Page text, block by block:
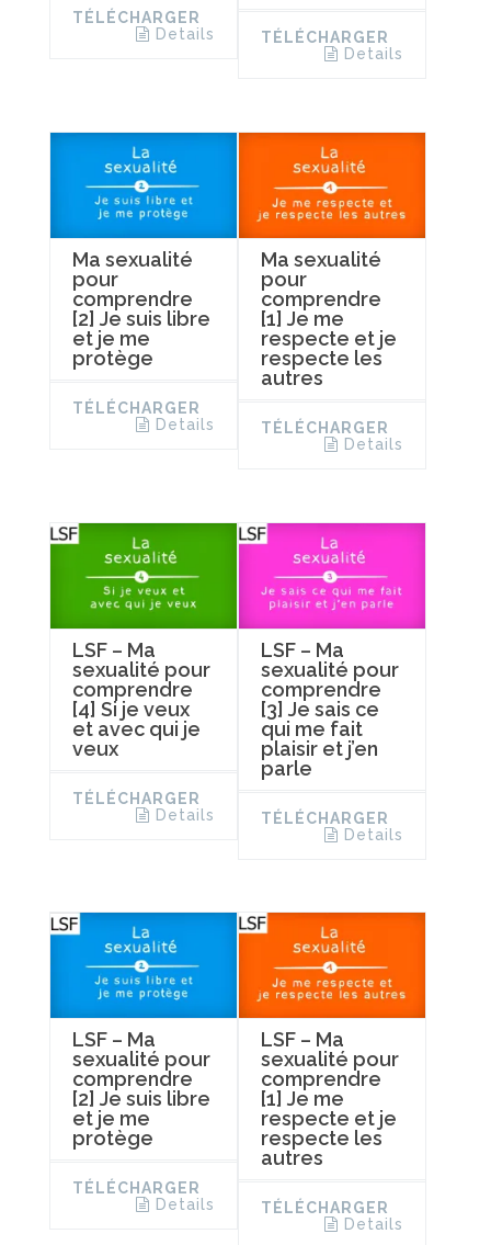
TÉLÉCHARGER
Details
TÉLÉCHARGER
Details
Ma sexualité
pour
comprendre
[2] Je suis libre
et je me
protège
TÉLÉCHARGER
Details
Ma sexualité
pour
comprendre
[1] Je me
respecte et je
respecte les
autres
TÉLÉCHARGER
Details
LSF – Ma
sexualité pour
comprendre
[4] Si je veux
et avec qui je
veux
TÉLÉCHARGER
Details
LSF – Ma
sexualité pour
comprendre
[3] Je sais ce
qui me fait
plaisir et j’en
parle
TÉLÉCHARGER
Details
LSF – Ma
sexualité pour
comprendre
[2] Je suis libre
et je me
protège
TÉLÉCHARGER
Details
LSF – Ma
sexualité pour
comprendre
[1] Je me
respecte et je
respecte les
autres
TÉLÉCHARGER
Details